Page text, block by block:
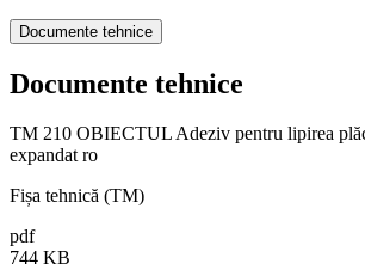
Documente tehnice
Documente tehnice
TM 210 OBIECTUL Adeziv pentru lipirea
expandat ro
Fișa tehnică (TM)
pdf
744 KB